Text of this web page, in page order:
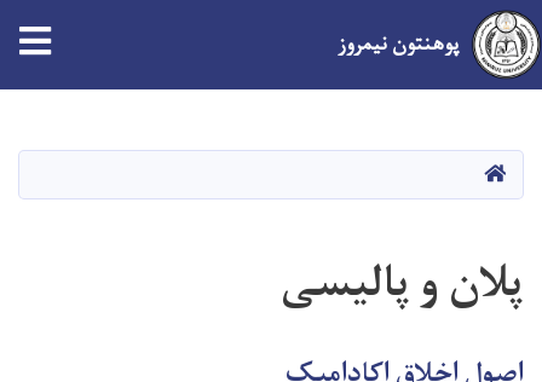
content
پوهنتون نیمروز
صفحه اصلی
پلان و پالیسی